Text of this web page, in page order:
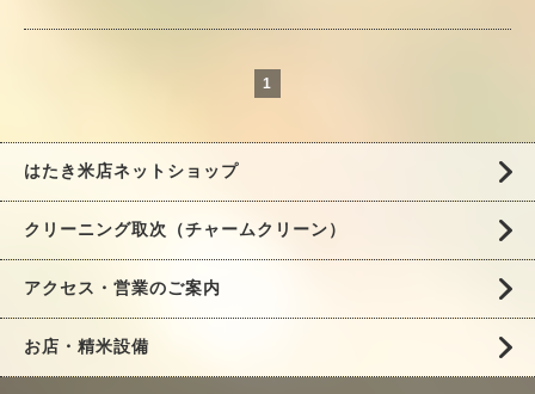
1
はたき米店ネットショップ
クリーニング取次（チャームクリーン）
アクセス・営業のご案内
お店・精米設備